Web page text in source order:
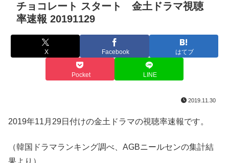
チョコレート スタート 金土ドラマ視聴
率速報 20191129
X Facebook はてブ
Pocket LINE
2019.11.30
2019年11月29日付けの金土ドラマの視聴率速報です。
（韓国ドラマランキング調べ、AGBニールセンの集計結